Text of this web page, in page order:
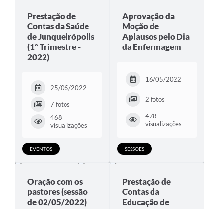
Prestação de
Contas da Saúde
de Junqueirópolis
(1º Trimestre -
2022)
25/05/2022
7 fotos
468
visualizações
EVENTOS
Aprovação da
Moção de
Aplausos pelo Dia
da Enfermagem
16/05/2022
2 fotos
478
visualizações
SESSÕES
Oração com os
pastores (sessão
de 02/05/2022)
Prestação de
Contas da
Educação de